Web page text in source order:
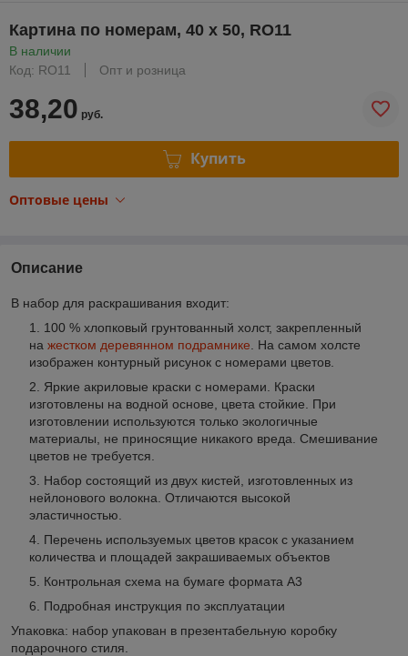
Картина по номерам, 40 x 50, RO11
В наличии
Код: RO11
Опт и розница
38,20 руб.
Купить
Оптовые цены
Описание
В набор для раскрашивания входит:
100 % хлопковый грунтованный холст, закрепленный
на жестком деревянном подрамнике . На самом холсте
изображен контурный рисунок с номерами цветов.
Яркие акриловые краски с номерами. Краски
изготовлены на водной основе, цвета стойкие. При
изготовлении используются только экологичные
материалы, не приносящие никакого вреда. Смешивание
цветов не требуется.
Набор состоящий из двух кистей, изготовленных из
нейлонового волокна. Отличаются высокой
эластичностью.
Перечень используемых цветов красок с указанием
количества и площадей закрашиваемых объектов
Контрольная схема на бумаге формата А3
Подробная инструкция по эксплуатации
Упаковка: набор упакован в презентабельную коробку
подарочного стиля.